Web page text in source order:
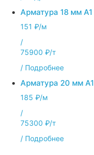
Арматура 18 мм А1
151 ₽/м
/
75900 ₽/т
/ Подробнее
Арматура 20 мм А1
185 ₽/м
/
75300 ₽/т
/ Подробнее